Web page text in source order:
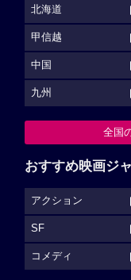
北海道
甲信越
中国
九州
全国
おすすめ映画ジ
アクション
SF
コメディ